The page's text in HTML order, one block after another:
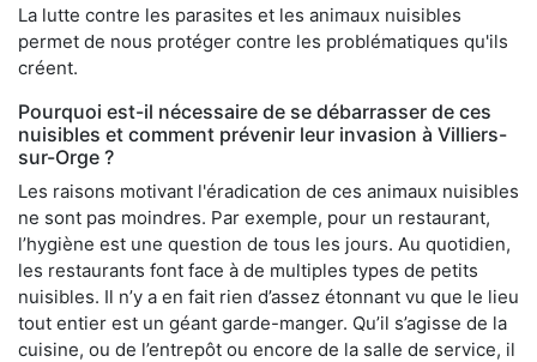
La lutte contre les parasites et les animaux nuisibles
permet de nous protéger contre les problématiques qu'ils
créent.
Pourquoi est-il nécessaire de se débarrasser de ces
nuisibles et comment prévenir leur invasion à Villiers-
sur-Orge ?
Les raisons motivant l'éradication de ces animaux nuisibles
ne sont pas moindres. Par exemple, pour un restaurant,
l’hygiène est une question de tous les jours. Au quotidien,
les restaurants font face à de multiples types de petits
nuisibles. Il n’y a en fait rien d’assez étonnant vu que le lieu
tout entier est un géant garde-manger. Qu’il s’agisse de la
cuisine, ou de l’entrepôt ou encore de la salle de service, il